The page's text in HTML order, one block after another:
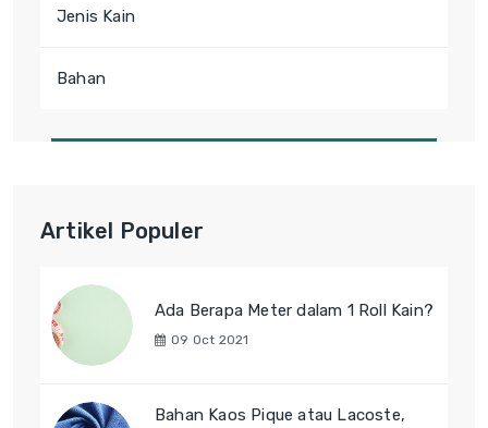
Jenis Kain
Bahan
Artikel Populer
Ada Berapa Meter dalam 1 Roll Kain?
09 Oct 2021
Bahan Kaos Pique atau Lacoste,